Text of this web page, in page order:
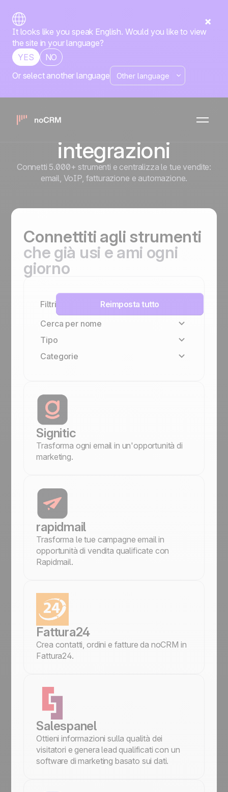
It looks like you speak English. Would you like to view
the site in your language?
YES
NO
Or select another language
Costruisci il tuo
motore di vendita
con le nostre
integrazioni
Connetti 5.000+ strumenti e centralizza le tue vendite:
email, VoIP, fatturazione e automazione.
Connettiti agli strumenti
che già usi e ami ogni
giorno
Filtri
Reimposta tutto
Cerca per nome
Tipo
Famiglia Positive
Categorie
Gestione del team e collaborazione
Outbound e prospecting
Marketing e email
Finanza e fatturazione
Comunicazione
Automazioni
Signitic
Trasforma ogni email in un'opportunità di
marketing.
rapidmail
Trasforma le tue campagne email in
opportunità di vendita qualificate con
Rapidmail.
Fattura24
Crea contatti, ordini e fatture da noCRM in
Fattura24.
Salespanel
Ottieni informazioni sulla qualità dei
visitatori e genera lead qualificati con un
software di marketing basato sui dati.